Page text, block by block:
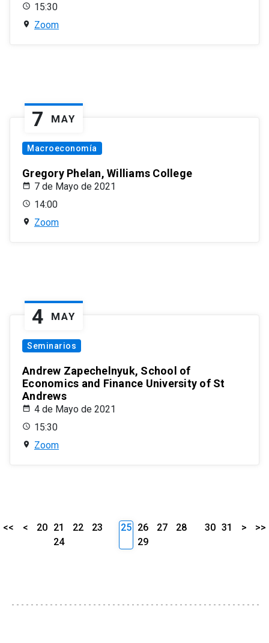
15:30
Zoom
7 MAY
Macroeconomía
Gregory Phelan, Williams College
7 de Mayo de 2021
14:00
Zoom
4 MAY
Seminarios
Andrew Zapechelnyuk, School of
Economics and Finance University of St
Andrews
4 de Mayo de 2021
15:30
Zoom
<< < 20 21 22
23
24
25 26 27
28
29
30 31 > >>